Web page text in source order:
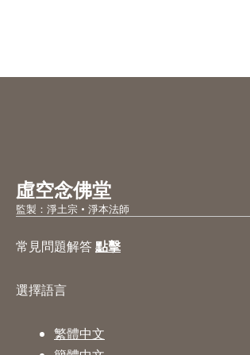
虛空念佛堂
監製：淨土宗 • 淨本法師
常見問題解答點擊
選擇語言
繁體中文